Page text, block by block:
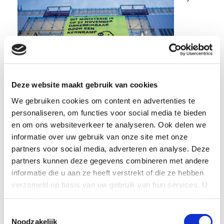
Deze website maakt gebruik van cookies
We gebruiken cookies om content en advertenties te
personaliseren, om functies voor social media te bieden
en om ons websiteverkeer te analyseren. Ook delen we
informatie over uw gebruik van onze site met onze
partners voor social media, adverteren en analyse. Deze
partners kunnen deze gegevens combineren met andere
informatie die u aan ze heeft verstrekt of die ze hebben
verzameld op basis van uw gebruik van hun services. U
Noodzakelijk
belangenafweging speelt het doel van de parodie
een belangrijke factor. Hierbij is het onderscheid
tussen een parodie met een ideëel doel en een
parodie met een commercieel doel wederom van
belang voor de mate van bescherming. Een ideële
parodie maakt gebruik van een merk om een
statement te maken. Een voorbeeld van een ideële
Greenpeace een spandoek op een